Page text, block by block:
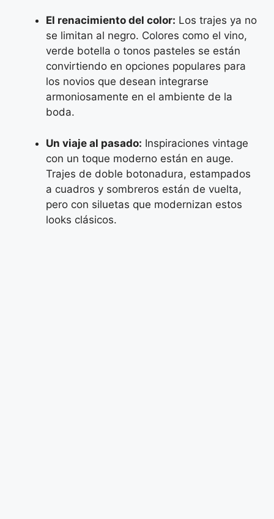
El renacimiento del color: Los trajes ya no
se limitan al negro. Colores como el vino,
verde botella o tonos pasteles se están
convirtiendo en opciones populares para
los novios que desean integrarse
armoniosamente en el ambiente de la
boda.
Un viaje al pasado: Inspiraciones vintage
con un toque moderno están en auge.
Trajes de doble botonadura, estampados
a cuadros y sombreros están de vuelta,
pero con siluetas que modernizan estos
looks clásicos.